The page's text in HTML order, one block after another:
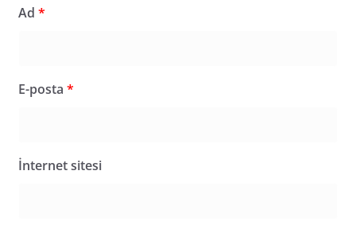
Ad *
E-posta *
İnternet sitesi